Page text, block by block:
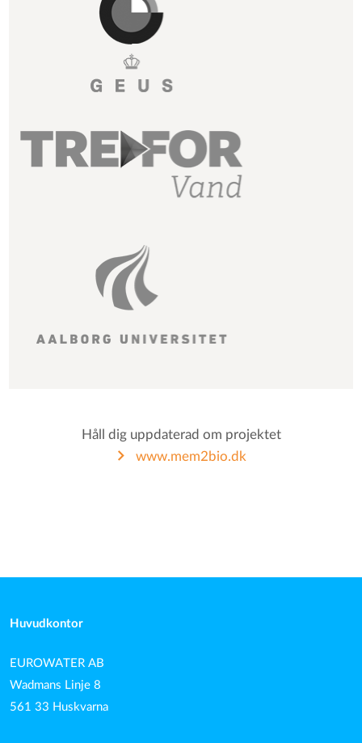
Håll dig uppdaterad om projektet
www.mem2bio.dk
Huvudkontor
EUROWATER AB
Wadmans Linje 8
561 33 Huskvarna